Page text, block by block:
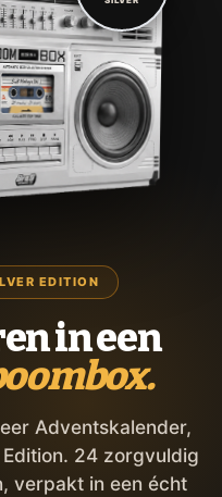
EDITION
in een
Adventskalender,
24 zorgvuldig
verpakt in een écht